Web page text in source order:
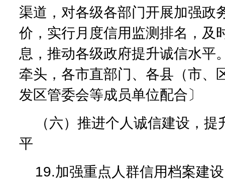
渠道，对各级各部门开展加强政
价，实行月度信用监测排名，及
息，推动各级政府提升诚信水平
牵头，各市直部门、各县（市、
发区管委会等成员单位配合〕
（六）推进个人诚信建设，
平
19.加强重点人群信用档案建